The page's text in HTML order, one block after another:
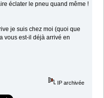
éclater le pneu quand même !
je suis chez moi (quoi que
vous est-il déjà arrivé en
IP archivée